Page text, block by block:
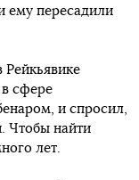
ему пересадили
сфере
и спросил,
Чтобы найти
лет.